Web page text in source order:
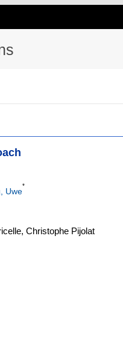
Uwe
*
Christophe Pijolat